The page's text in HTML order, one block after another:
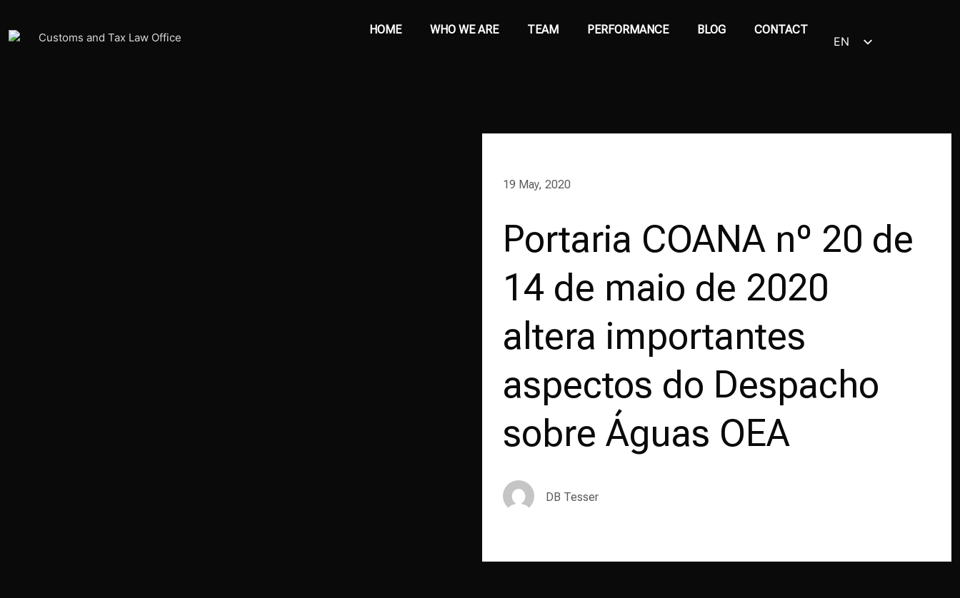
HOME WHO WE ARE TEAM PERFORMANCE BLOG CONTACT
EN
19 May, 2020
Portaria COANA nº 20 de
14 de maio de 2020
altera importantes
aspectos do Despacho
sobre Águas OEA
DB Tesser